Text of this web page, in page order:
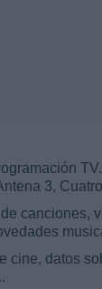
3,
canciones,
cine, datos